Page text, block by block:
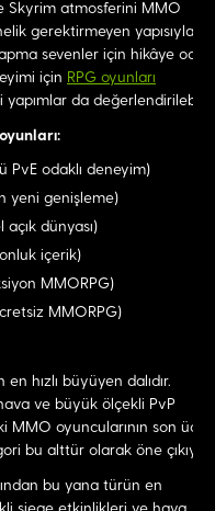
Skyrim atmosferini MMO
gerektirmeyen yapısıyla
sevenler için hikâye
için RPG oyunları
da değerlendirilebilir.
odaklı deneyim)
yeni genişleme)
dünyası)
içerik)
MMORPG)
MMORPG)
hızlı büyüyen dalıdır.
ve büyük ölçekli PvP
MMO oyuncularının son üç
bu alttür olarak öne çıkıyor.
bu yana türün en